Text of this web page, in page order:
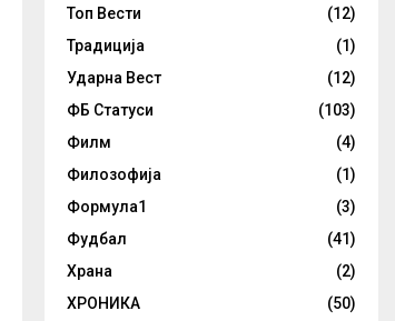
Топ Вести
(12)
Традиција
(1)
Ударна Вест
(12)
ФБ Статуси
(103)
Филм
(4)
Филозофија
(1)
Формула1
(3)
Фудбал
(41)
Храна
(2)
ХРОНИКА
(50)